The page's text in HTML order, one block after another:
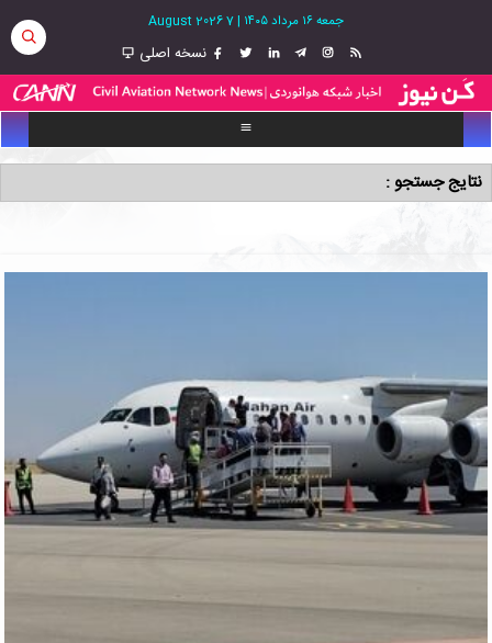
جمعه ۱۶ مرداد ۱۴۰۵ |
7 August 2026
نسخه اصلی
نتایج جستجو :